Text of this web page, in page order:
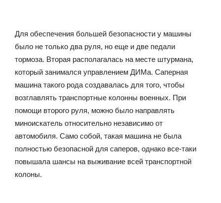
Для обеспечения большей безопасности у машины
было не только два руля, но еще и две педали
тормоза. Вторая располагалась на месте штурмана,
который занимался управлением ДИМа. Саперная
машина такого рода создавалась для того, чтобы
возглавлять транспортные колонны военных. При
помощи второго руля, можно было направлять
миноискатель относительно независимо от
автомобиля. Само собой, такая машина не была
полностью безопасной для саперов, однако все-таки
повышала шансы на выживание всей транспортной
колоны.